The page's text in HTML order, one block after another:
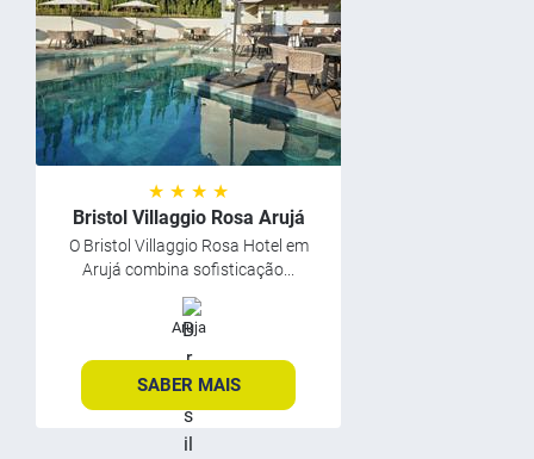
★ ★ ★ ★
Bristol Villaggio Rosa Arujá
O Bristol Villaggio Rosa Hotel em
Arujá combina sofisticação...
Aruja
SABER MAIS